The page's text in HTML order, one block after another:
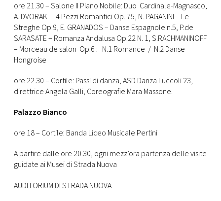
ore 21.30 – Salone II Piano Nobile: Duo Cardinale-Magnasco,
A. DVORAK – 4 Pezzi Romantici Op. 75, N. PAGANINI – Le
Streghe Op.9, E. GRANADOS – Danse Espagnole n.5, P.de
SARASATE – Romanza Andalusa Op.22 N. 1, S.RACHMANINOFF
– Morceau de salon Op.6 : N.1 Romance / N.2 Danse
Hongroise
ore 22.30 – Cortile: Passi di danza, ASD Danza Luccoli 23,
direttrice Angela Galli, Coreografie Mara Massone.
Palazzo Bianco
ore 18 – Cortile: Banda Liceo Musicale Pertini
A partire dalle ore 20.30, ogni mezz’ora partenza delle visite
guidate ai Musei di Strada Nuova
AUDITORIUM DI STRADA NUOVA